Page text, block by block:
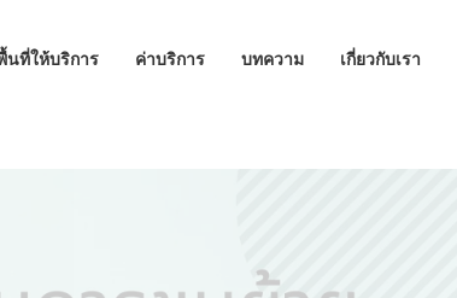
นที่ให้บริการ ค่าบริการ บทความ เกี่ยวกับเรา